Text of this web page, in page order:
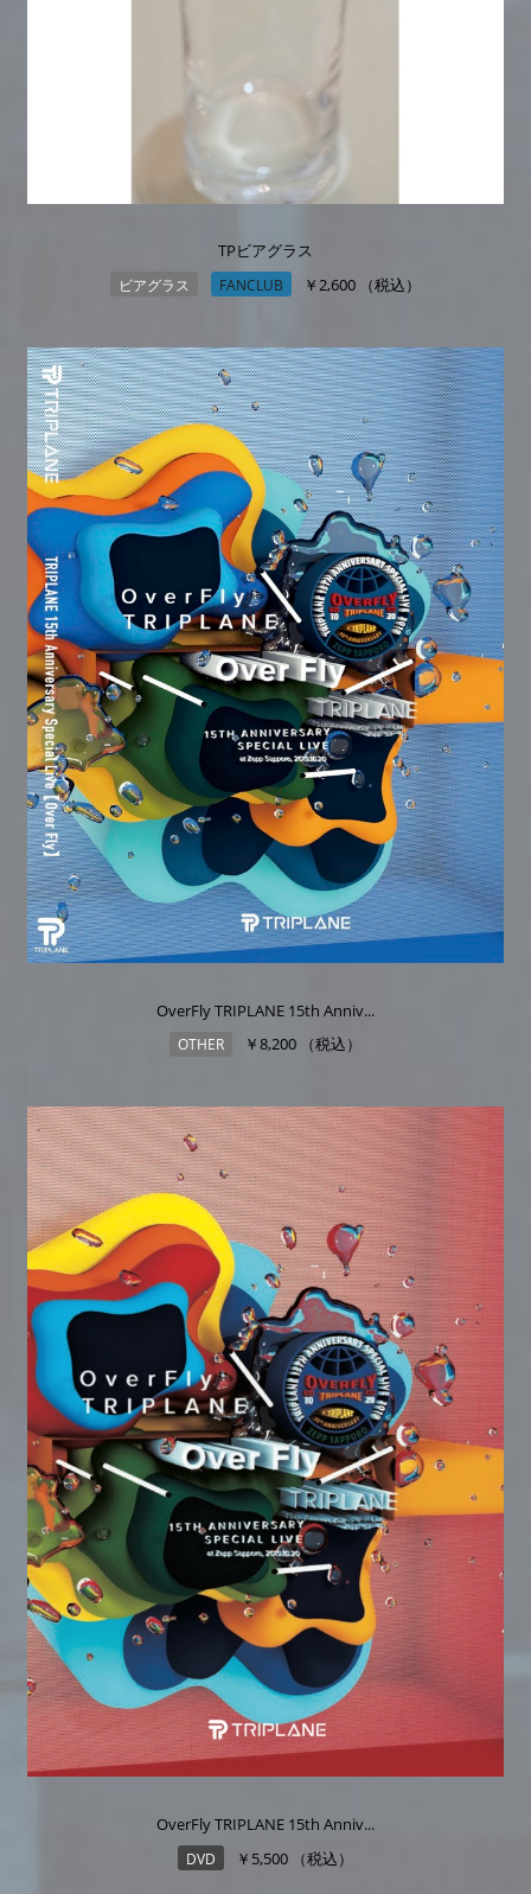
TPビアグラス
ビアグラス FANCLUB ￥2,600 （税込）
OverFly TRIPLANE 15th Anniv...
OTHER ￥8,200 （税込）
OverFly TRIPLANE 15th Anniv...
DVD ￥5,500 （税込）